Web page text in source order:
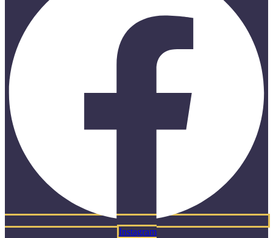
Instagram